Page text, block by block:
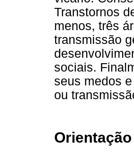
Transtornos
menos, três
transmissão
sociais.
seus medos
ou